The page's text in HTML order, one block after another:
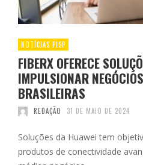
NOTÍCIAS PISP
FIBERX OFERECE
IMPULSIONAR
BRASILEIRAS
REDAÇÃO 31 DE MAIO DE 2024
Soluções da Huawei tem
produtos de conectividade